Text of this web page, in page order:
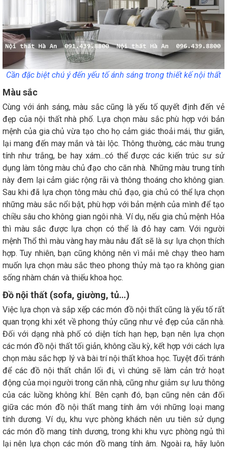
Cần đặc biệt chú ý đến yếu tố ánh sáng trong thiết kế nội thất
Màu sắc
Cùng với ánh sáng, màu sắc cũng là yếu tố quyết định đến vẻ
đẹp của nội thất nhà phố. Lựa chọn màu sắc phù hợp với bản
mệnh của gia chủ vừa tạo cho họ cảm giác thoải mái, thư giãn,
lại mang đến may mắn và tài lộc. Thông thường, các màu trung
tính như trắng, be hay xám...có thể được các kiến trúc sư sử
dụng làm tông màu chủ đạo cho căn nhà. Những màu trung tính
này đem lại cảm giác rộng rãi và thông thoáng cho không gian.
Sau khi đã lựa chọn tông màu chủ đạo, gia chủ có thể lựa chọn
những màu sắc nổi bật, phù hợp với bản mệnh của mình để tạo
chiều sâu cho không gian ngôi nhà. Ví dụ, nếu gia chủ mệnh Hỏa
thì màu sắc được lựa chọn có thể là đỏ hay cam. Với người
mệnh Thổ thì màu vàng hay màu nâu đất sẽ là sự lựa chọn thích
hợp. Tuy nhiên, bạn cũng không nên vì mải mê chạy theo ham
muốn lựa chọn màu sắc theo phong thủy mà tạo ra không gian
sống nhàm chán và thiếu khoa học.
Đồ nội thất (sofa, giường, tủ…)
Việc lựa chọn và sắp xếp các món đồ nội thất cũng là yếu tố rất
quan trọng khi xét về phong thủy cũng như vẻ đẹp của căn nhà.
Đối với dạng nhà phố có diện tích hạn hẹp, bạn nên lựa chọn
các món đồ nội thất tối giản, không cầu kỳ, kết hợp với cách lựa
chọn màu sắc hợp lý và bài trí nội thất khoa học. Tuyệt đối tránh
để các đồ nội thất chắn lối đi, vì chúng sẽ làm cản trở hoạt
động của mọi người trong căn nhà, cũng như giảm sự lưu thông
của các luồng không khí. Bên cạnh đó, bạn cũng nên cân đối
giữa các món đồ nội thất mang tính âm với những loại mang
tính dương. Ví dụ, khu vực phòng khách nên ưu tiên sử dụng
các món đồ mang tính dương, trong khi khu vực phòng ngủ thì
lại nên lựa chọn các món đồ mang tính âm. Ngoài ra, hãy luôn